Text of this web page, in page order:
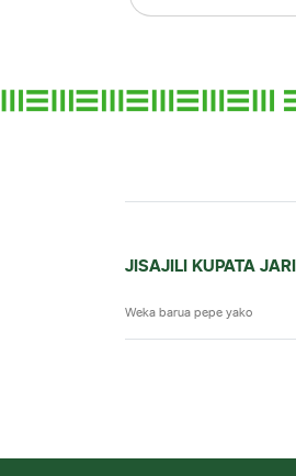
JISAJILI KUPATA